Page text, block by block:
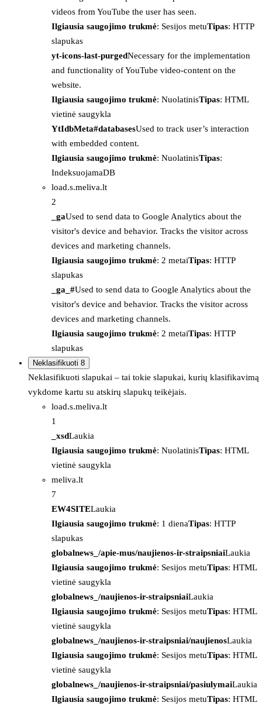
videos from YouTube the user has seen.
Ilgiausia saugojimo trukmė: Sesijos metuTipas: HTTP
slapukas
yt-icons-last-purgedNecessary for the implementation
and functionality of YouTube video-content on the
website.
Ilgiausia saugojimo trukmė: NuolatinisTipas: HTML
vietinė saugykla
YtIdbMeta#databasesUsed to track user’s interaction
with embedded content.
Ilgiausia saugojimo trukmė: NuolatinisTipas:
IndeksuojamaDB
load.s.meliva.lt
2
_gaUsed to send data to Google Analytics about the
visitor's device and behavior. Tracks the visitor across
devices and marketing channels.
Ilgiausia saugojimo trukmė: 2 metaiTipas: HTTP
slapukas
_ga_#Used to send data to Google Analytics about the
visitor's device and behavior. Tracks the visitor across
devices and marketing channels.
Ilgiausia saugojimo trukmė: 2 metaiTipas: HTTP
slapukas
Neklasifikuoti 8
Neklasifikuoti slapukai – tai tokie slapukai, kurių klasifikavimą
vykdome kartu su atskirų slapukų teikėjais.
load.s.meliva.lt
1
_xsdLaukia
Ilgiausia saugojimo trukmė: NuolatinisTipas: HTML
vietinė saugykla
meliva.lt
7
EW4SITELaukia
Ilgiausia saugojimo trukmė: 1 dienaTipas: HTTP
slapukas
globalnews_/apie-mus/naujienos-ir-straipsniaiLaukia
Ilgiausia saugojimo trukmė: Sesijos metuTipas: HTML
vietinė saugykla
globalnews_/naujienos-ir-straipsniaiLaukia
Ilgiausia saugojimo trukmė: Sesijos metuTipas: HTML
vietinė saugykla
globalnews_/naujienos-ir-straipsniai/naujienosLaukia
Ilgiausia saugojimo trukmė: Sesijos metuTipas: HTML
vietinė saugykla
globalnews_/naujienos-ir-straipsniai/pasiulymaiLaukia
Ilgiausia saugojimo trukmė: Sesijos metuTipas: HTML